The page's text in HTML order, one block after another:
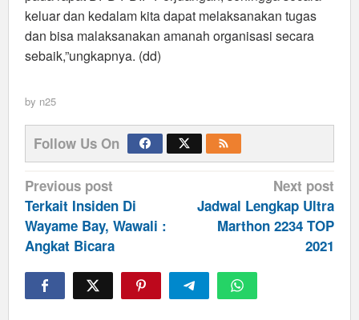
keluar dan kedalam kita dapat melaksanakan tugas
dan bisa malaksanakan amanah organisasi secara
sebaik,”ungkapnya. (dd)
by n25
Follow Us On
Post
navigation
Previous post
Terkait Insiden Di
Wayame Bay, Wawali :
Angkat Bicara
Next post
Jadwal Lengkap Ultra
Marthon 2234 TOP
2021